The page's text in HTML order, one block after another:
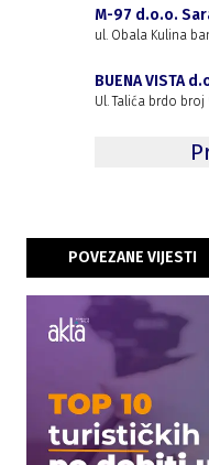
M-97 d.o.o.
ul. Obala Kulina
BUENA VISTA
Ul. Talića brdo
POVEZANE VIJESTI